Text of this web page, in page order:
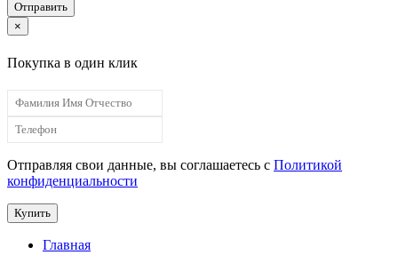
Отправить
×
Покупка в один клик
Отправляя свои данные, вы соглашаетесь с Политикой
конфиденциальности
Купить
Главная